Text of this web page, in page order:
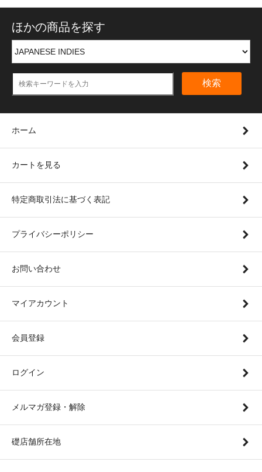
ほかの商品を探す
検索
ホーム
カートを見る
特定商取引法に基づく表記
プライバシーポリシー
お問い合わせ
マイアカウント
会員登録
ログイン
メルマガ登録・解除
礎店舗所在地